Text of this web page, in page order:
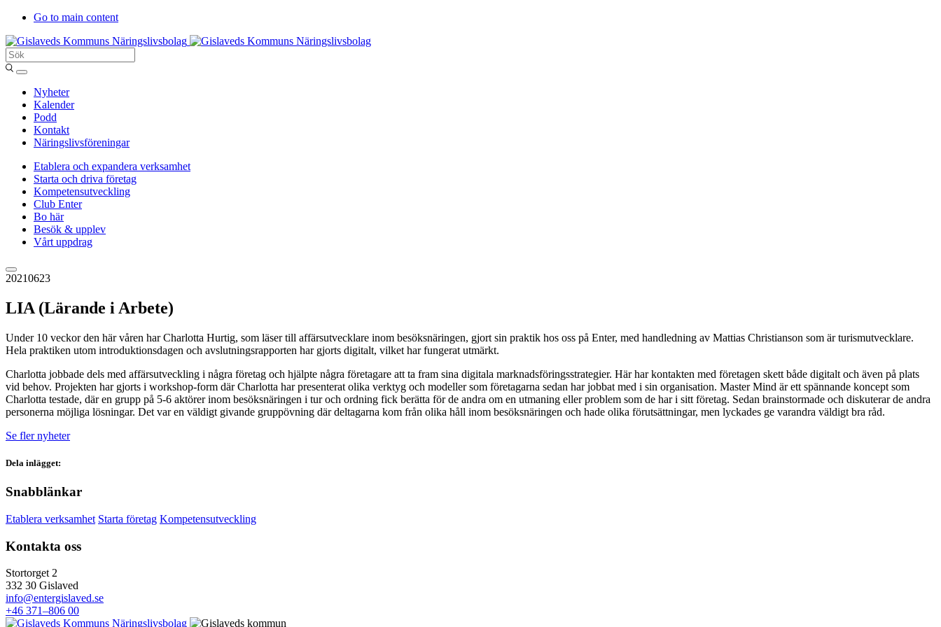
Go to main content
Sök
Entergislaved
Nyheter
Kalender
Podd
Kontakt
Näringslivsföreningar
Etablera och expandera verksamhet
Starta och driva företag
Kompetensutveckling
Club Enter
Bo här
Besök & upplev
Vårt uppdrag
20210623
LIA (Lärande i Arbete)
Under 10 veckor den här våren har Charlotta Hurtig, som läser till affärsutvecklare inom besöksnäringen, gjort sin praktik hos oss på Enter, med handledning av Mattias Christianson som är turismutvecklare.
Hela praktiken utom introduktionsdagen och avslutningsrapporten har gjorts digitalt, vilket har fungerat utmärkt.
Charlotta jobbade dels med affärsutveckling i några företag och hjälpte några företagare att ta fram sina digitala marknadsföringsstrategier. Här har kontakten med företagen skett både digitalt och även på plats
vid behov. Projekten har gjorts i workshop-form där Charlotta har presenterat olika verktyg och modeller som företagarna sedan har jobbat med i sin organisation. Master Mind är ett spännande koncept som
Charlotta testade, där en grupp på 5-6 aktörer inom besöksnäringen i tur och ordning fick berätta för de andra om en utmaning eller problem som de har i sitt företag. Sedan brainstormade och diskuterar de andra
personerna möjliga lösningar. Det var en väldigt givande gruppövning där deltagarna kom från olika håll inom besöksnäringen och hade olika förutsättningar, men lyckades ge varandra väldigt bra råd.
Se fler nyheter
Dela inlägget:
Snabblänkar
Etablera verksamhet Starta företag Kompetensutveckling
Kontakta oss
Stortorget 2
332 30 Gislaved
info@entergislaved.se
+46 371–806 00